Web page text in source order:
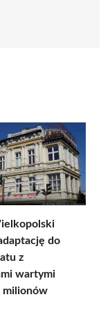
do
z
wartymi
milionów